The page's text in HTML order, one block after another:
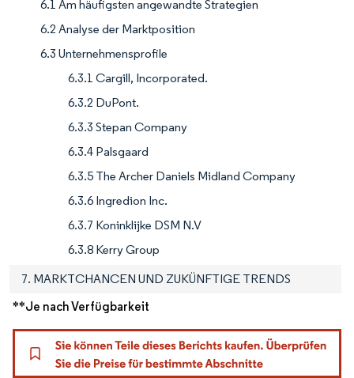
6.1 Am häufigsten angewandte Strategien
6.2 Analyse der Marktposition
6.3 Unternehmensprofile
6.3.1 Cargill, Incorporated.
6.3.2 DuPont.
6.3.3 Stepan Company
6.3.4 Palsgaard
6.3.5 The Archer Daniels Midland Company
6.3.6 Ingredion Inc.
6.3.7 Koninklijke DSM N.V
6.3.8 Kerry Group
7. MARKTCHANCEN UND ZUKÜNFTIGE TRENDS
**Je nach Verfügbarkeit